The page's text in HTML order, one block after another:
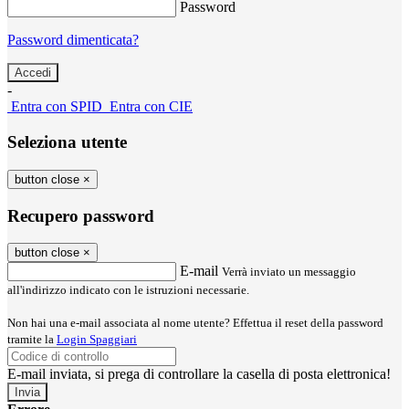
Password
Password dimenticata?
-
Entra con SPID Entra con CIE
Seleziona utente
button close ×
Recupero password
button close ×
E-mail Verrà inviato un messaggio
all'indirizzo indicato con le istruzioni necessarie.
Non hai una e-mail associata al nome utente? Effettua il reset della password
tramite la Login Spaggiari
E-mail inviata, si prega di controllare la casella di posta elettronica!